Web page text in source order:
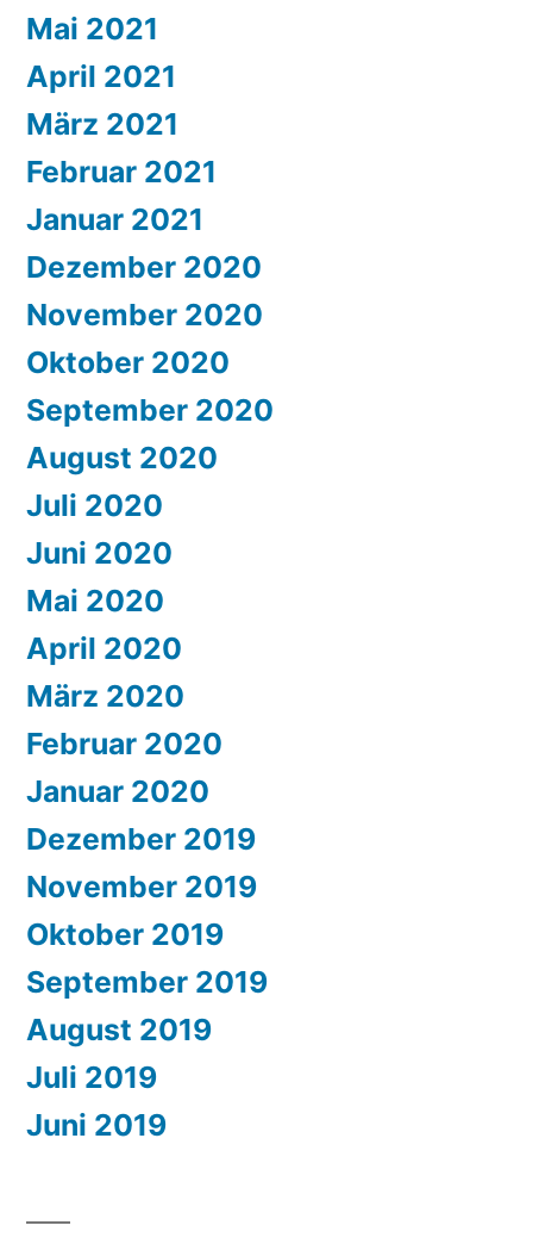
Mai 2021
April 2021
März 2021
Februar 2021
Januar 2021
Dezember 2020
November 2020
Oktober 2020
September 2020
August 2020
Juli 2020
Juni 2020
Mai 2020
April 2020
März 2020
Februar 2020
Januar 2020
Dezember 2019
November 2019
Oktober 2019
September 2019
August 2019
Juli 2019
Juni 2019